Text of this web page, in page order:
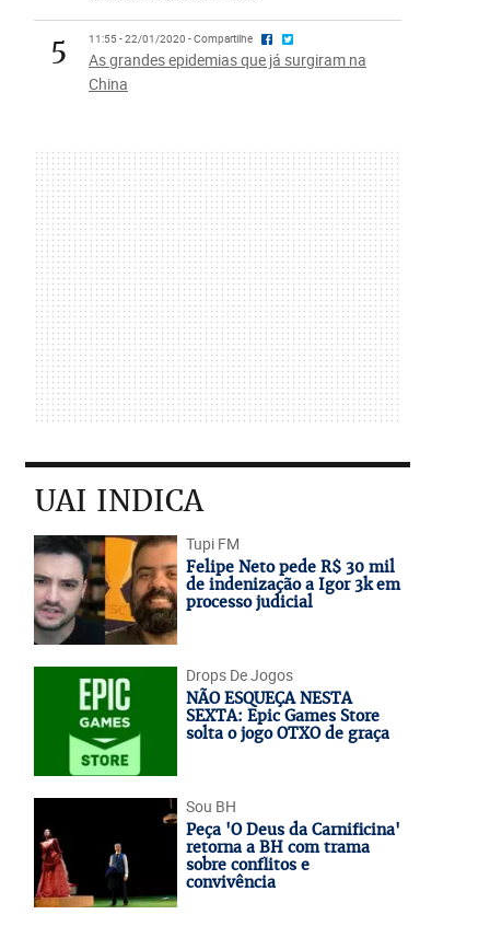
5 11:55 - 22/01/2020 - Compartilhe
As grandes epidemias que já surgiram na
China
UAI INDICA
Tupi FM
Felipe Neto pede R$ 30 mil
de indenização a Igor 3k em
processo judicial
Drops De Jogos
NÃO ESQUEÇA NESTA
SEXTA: Epic Games Store
solta o jogo OTXO de graça
Sou BH
Peça 'O Deus da Carnificina'
retorna a BH com trama
sobre conflitos e
convivência